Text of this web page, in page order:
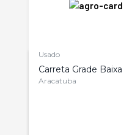
Usado
Carreta Grade Baixa
Aracatuba